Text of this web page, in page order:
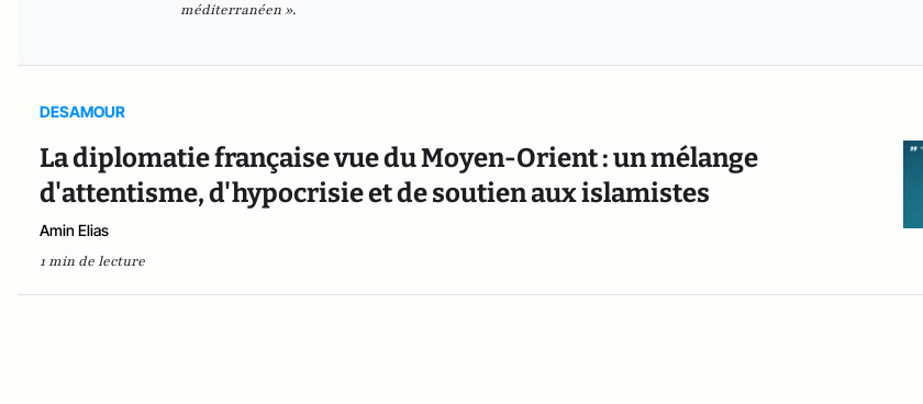
méditerranéen ».
DESAMOUR
La diplomatie française vue du Moyen-Orient : un mélange
d'attentisme, d'hypocrisie et de soutien aux islamistes
Amin Elias
1 min de lecture